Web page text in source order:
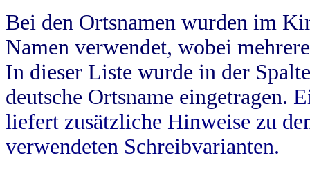
Bei den Ortsnamen wurden im
Namen verwendet, wobei
In dieser Liste wurde in der
deutsche Ortsname eingetragen.
liefert zusätzliche Hinweise zu
verwendeten Schreibvarianten.